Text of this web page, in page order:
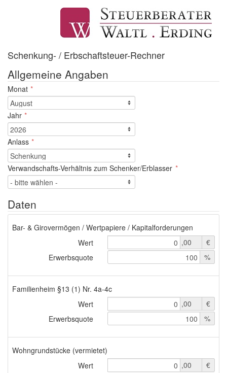
Schenkung- / Erbschaftsteuer-Rechner
Allgemeine Angaben
Monat
Jahr
Anlass
Verwandschafts-Verhältnis zum Schenker/Erblasser
Daten
Bar- & Girovermögen / Wertpapiere / Kapitalforderungen
Wert
0 ,00
€
Erwerbsquote
100 %
Familienheim §13 (1) Nr. 4a-4c
Wert
0 ,00
€
Erwerbsquote
100 %
Wohngrundstücke (vermietet)
Wert
0 ,00
€